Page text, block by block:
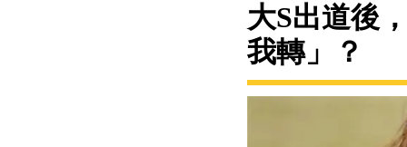
大S出道後
我轉」？